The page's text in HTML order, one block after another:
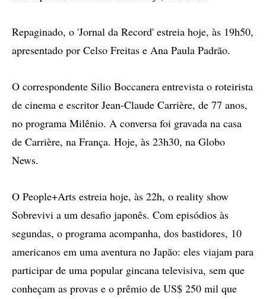
Repaginado, o 'Jornal da Record' estreia hoje, às 19h50,
apresentado por Celso Freitas e Ana Paula Padrão.
O correspondente Silio Boccanera entrevista o roteirista
de cinema e escritor Jean-Claude Carrière, de 77 anos,
no programa Milênio. A conversa foi gravada na casa
de Carrière, na França. Hoje, às 23h30, na Globo
News.
O People+Arts estreia hoje, às 22h, o reality show
Sobrevivi a um desafio japonês. Com episódios às
segundas, o programa acompanha, dos bastidores, 10
americanos em uma aventura no Japão: eles viajam para
participar de uma popular gincana televisiva, sem que
conheçam as provas e o prêmio de US$ 250 mil que